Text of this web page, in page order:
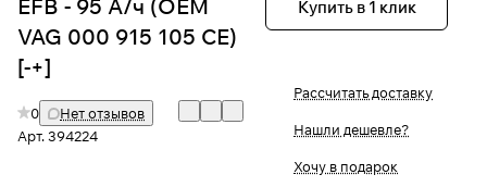
EFB - 95 А/ч (OEM
VAG 000 915 105 CE)
[-+]
0
Нет отзывов
Арт.394224
Купить в 1 клик
Рассчитать доставку
Нашли дешевле?
Хочу в подарок